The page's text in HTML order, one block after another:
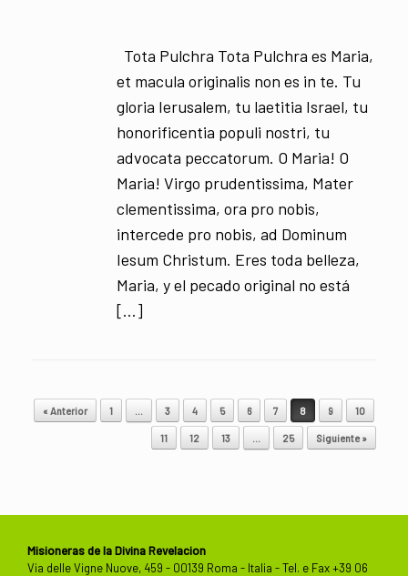
Tota Pulchra Tota Pulchra es Maria,
et macula originalis non es in te. Tu
gloria Ierusalem, tu laetitia Israel, tu
honorificentia populi nostri, tu
advocata peccatorum. O Maria! O
Maria! Virgo prudentissima, Mater
clementissima, ora pro nobis,
intercede pro nobis, ad Dominum
Iesum Christum. Eres toda belleza,
Maria, y el pecado original no está
[…]
Navegador de artículos
« Anterior 1 … 3 4 5 6 7 8 9 10
11 12 13 … 25 Siguiente »
Misioneras de la Divina Revelacion
Via delle Vigne Nuove, 459 - 00139 Roma - Italia - Tel. e Fax +39 06